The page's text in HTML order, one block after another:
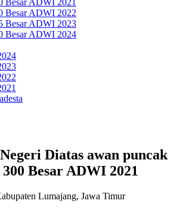
Besar ADWI 2021
Besar ADWI 2022
Besar ADWI 2023
Besar ADWI 2024
Diatas awan puncak
300 Besar ADWI 2021
Lumajang, Jawa Timur